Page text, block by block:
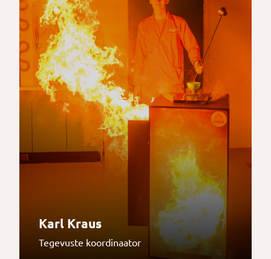
Karl Kraus
Tegevuste koordinaator